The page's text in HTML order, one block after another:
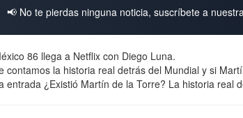
📢 No te pierdas ninguna noticia, suscríbete a
86 llega a Netflix con Diego Luna.
contamos la historia real detrás del Mundial y si
entrada ¿Existió Martín de la Torre? La historia real